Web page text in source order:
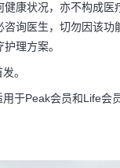
健康状况，亦不构成医
咨询医生，切勿因该功
理方案。
。
于Peak会员和Life会